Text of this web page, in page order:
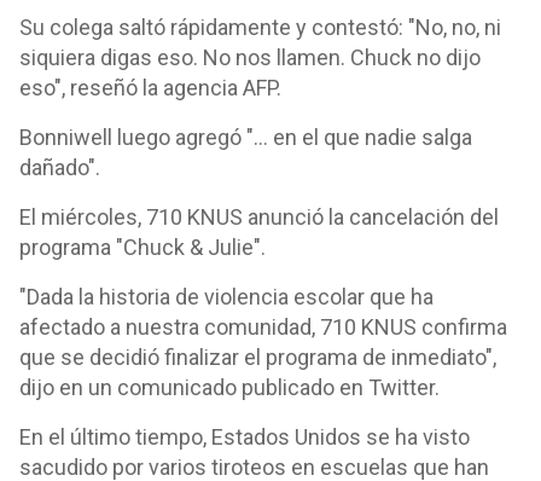
Su colega saltó rápidamente y contestó: "No, no, ni
siquiera digas eso. No nos llamen. Chuck no dijo
eso", reseñó la agencia AFP.
Bonniwell luego agregó "... en el que nadie salga
dañado".
El miércoles, 710 KNUS anunció la cancelación del
programa "Chuck & Julie".
"Dada la historia de violencia escolar que ha
afectado a nuestra comunidad, 710 KNUS confirma
que se decidió finalizar el programa de inmediato",
dijo en un comunicado publicado en Twitter.
En el último tiempo, Estados Unidos se ha visto
sacudido por varios tiroteos en escuelas que han